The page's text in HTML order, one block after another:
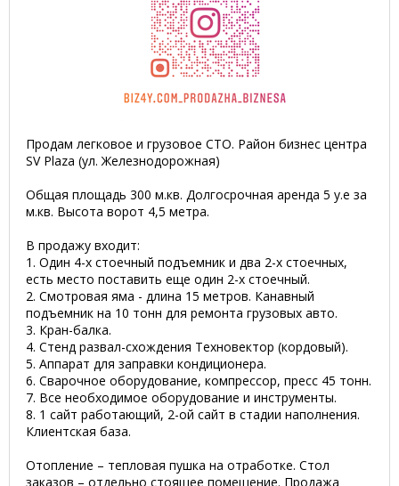
Продам легковое и грузовое СТО. Район бизнес центра
SV Plaza (ул. Железнодорожная)
Общая площадь 300 м.кв. Долгосрочная аренда 5 у.е за
м.кв. Высота ворот 4,5 метра.
В продажу входит:
1. Один 4-х стоечный подъемник и два 2-х стоечных,
есть место поставить еще один 2-х стоечный.
2. Смотровая яма - длина 15 метров. Канавный
подъемник на 10 тонн для ремонта грузовых авто.
3. Кран-балка.
4. Стенд развал-схождения Техновектор (кордовый).
5. Аппарат для заправки кондиционера.
6. Сварочное оборудование, компрессор, пресс 45 тонн.
7. Все необходимое оборудование и инструменты.
8. 1 сайт работающий, 2-ой сайт в стадии наполнения.
Клиентская база.
Отопление – тепловая пушка на отработке. Стол
заказов – отдельно стоящее помещение. Продажа